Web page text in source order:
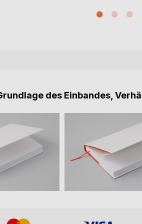
des Einbandes,